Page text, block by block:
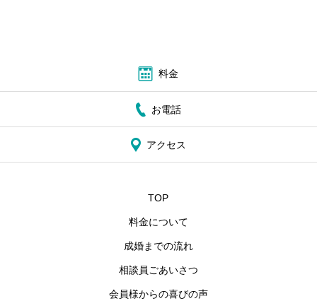
料金
お電話
アクセス
TOP
料金について
成婚までの流れ
相談員ごあいさつ
会員様からの喜びの声